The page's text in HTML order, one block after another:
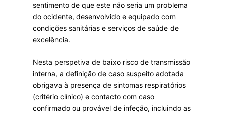
sentimento de que este não seria um problema
do ocidente, desenvolvido e equipado com
condições sanitárias e serviços de saúde de
excelência.
Nesta perspetiva de baixo risco de transmissão
interna, a definição de caso suspeito adotada
obrigava à presença de sintomas respiratórios
(critério clínico) e contacto com caso
confirmado ou provável de infeção, incluindo as